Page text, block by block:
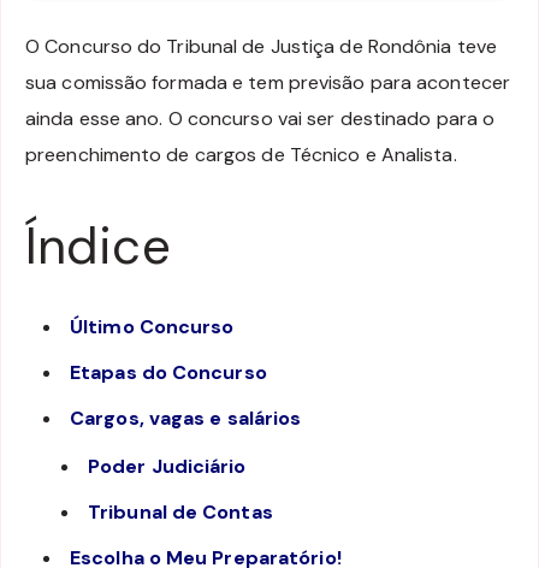
O Concurso do Tribunal de Justiça de Rondônia teve
sua comissão formada e tem previsão para acontecer
ainda esse ano. O concurso vai ser destinado para o
preenchimento de cargos de Técnico e Analista.
Índice
Último Concurso
Etapas do Concurso
Cargos, vagas e salários
Poder Judiciário
Tribunal de Contas
Escolha o Meu Preparatório!